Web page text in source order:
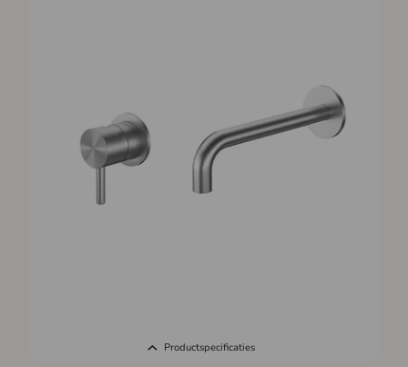
Productspecificaties